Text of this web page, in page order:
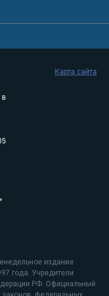
в
издание
года. Учредители
РФ. Официальный
Карта сайта